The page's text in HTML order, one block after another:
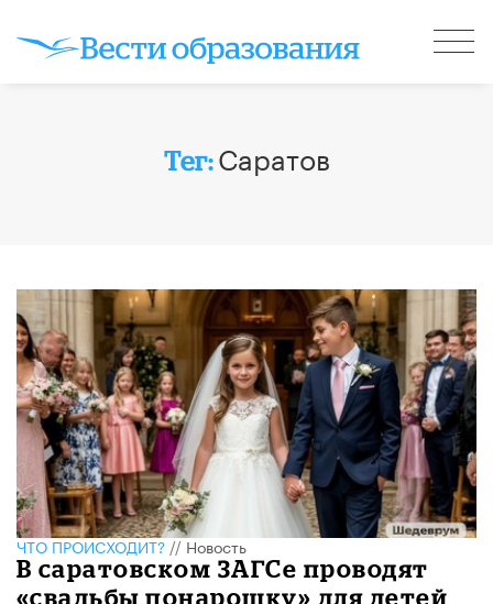
Тег:Саратов
ЧТО ПРОИСХОДИТ?//Новость
В саратовском ЗАГСе проводят
«свадьбы понарошку» для детей